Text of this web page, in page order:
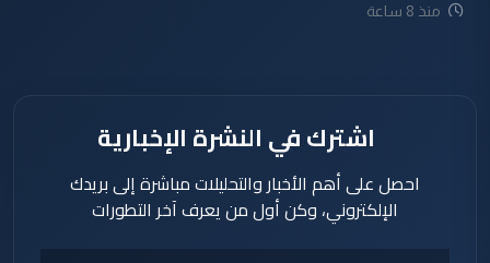
منذ 8 ساعة
اشترك في النشرة الإخبارية
احصل على أهم الأخبار والتحليلات مباشرة إلى بريدك
الإلكتروني، وكن أول من يعرف آخر التطورات